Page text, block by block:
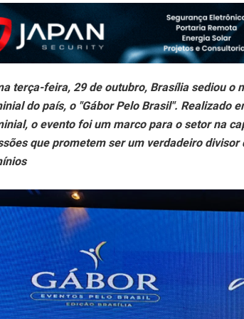
terça-feira, 29 de outubro, Brasília sediou o
do país, o "Gábor Pelo Brasil". Realizado
o evento foi um marco para o setor na
que prometem ser um verdadeiro